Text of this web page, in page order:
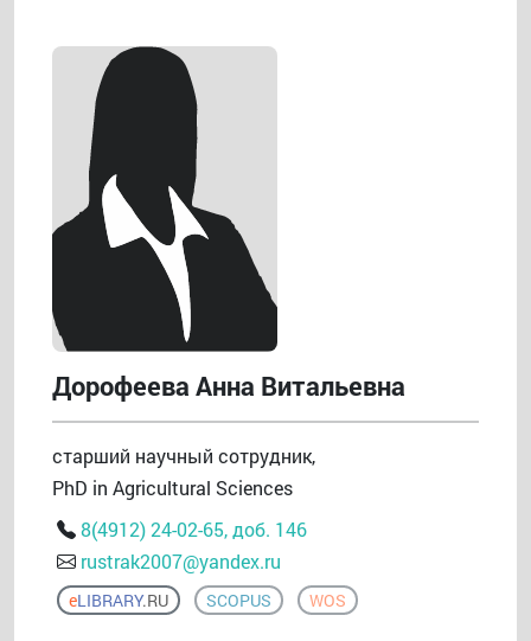
Дорофеева Анна Витальевна
старший научный сотрудник,
PhD in Agricultural Sciences
8(4912) 24-02-65, доб. 146
rustrak2007@yandex.ru
eLIBRARY.RU SCOPUS WOS